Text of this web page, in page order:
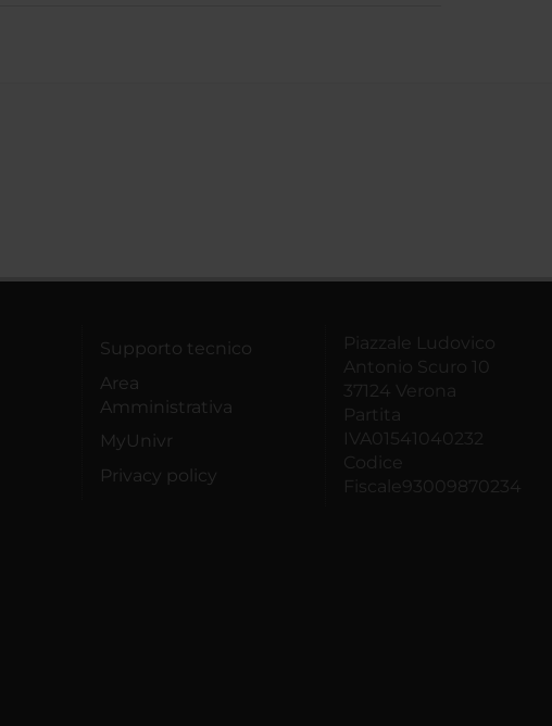
Supporto tecnico
Area
Amministrativa
MyUnivr
Privacy policy
Piazzale Ludovico
Antonio Scuro 10
37124 Verona
Partita
IVA01541040232
Codice
Fiscale93009870234